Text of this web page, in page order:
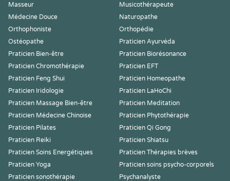
Masseur
Musicothérapeute
Médecine Douce
Naturopathe
Orthophoniste
Orthopédie
Ostéopathe
Praticien Ayurvéda
Praticien Bien-être
Praticien Biorésonance
Praticien Chromothérapie
Praticien EFT
Praticien Feng Shui
Praticien Homeopathe
Praticien Iridologie
Praticien LaHoChi
Praticien Massage Bien-être
Praticien Meditation
Praticien Médecine Chinoise
Praticien Phytothérapie
Praticien Pilates
Praticien Qi Gong
Praticien Reiki
Praticien Shiatsu
Praticien Soins Energétiques
Praticien Thérapies brèves
Praticien Yoga
Praticien soins psycho-corporels
Praticien sonothérapie
Psychanalyste